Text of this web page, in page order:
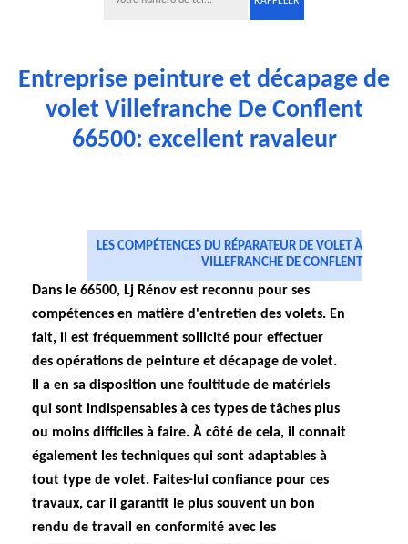
Entreprise peinture et décapage de
volet Villefranche De Conflent
66500: excellent ravaleur
LES COMPÉTENCES DU RÉPARATEUR DE VOLET À
VILLEFRANCHE DE CONFLENT
Dans le 66500, Lj Rénov est reconnu pour ses
compétences en matière d'entretien des volets. En
fait, il est fréquemment sollicité pour effectuer
des opérations de peinture et décapage de volet.
Il a en sa disposition une foultitude de matériels
qui sont indispensables à ces types de tâches plus
ou moins difficiles à faire. À côté de cela, il connait
également les techniques qui sont adaptables à
tout type de volet. Faites-lui confiance pour ces
travaux, car il garantit le plus souvent un bon
rendu de travail en conformité avec les